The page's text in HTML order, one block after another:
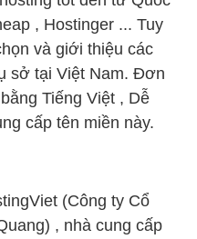
, Hostinger ... Tuy
và giới thiệu các
sở tại Việt Nam. Đơn
Tiếng Việt , Dễ
cấp tên miền này.
(Công ty Cổ
, nhà cung cấp